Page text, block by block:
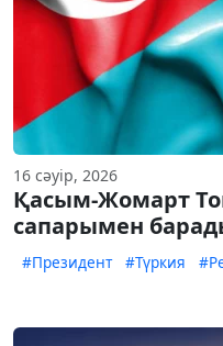
16 сәуір, 2026
Қасым-Жомарт
сапарымен
#Президент #Түркия